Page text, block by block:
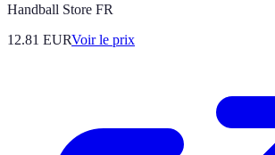
Handball Store FR
12.81 EURVoir le prix